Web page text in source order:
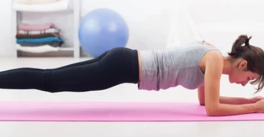
”Protein Powder“
”Overnight Oats“
”Vegan protein“
”Collagen“
”Micellar Casein“
ODŻYWKI BIAŁKOWEBestsellery
Białko grochu
Odżywka Białkowa z Serwatki z mleka